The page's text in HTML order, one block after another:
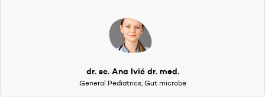
dr. sc. Ana Ivić dr. med.
General Pediatrics, Gut microbe